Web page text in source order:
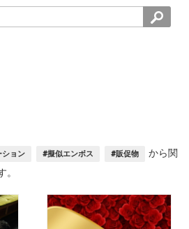
ション #擬似エンボス #販促物
から関
。